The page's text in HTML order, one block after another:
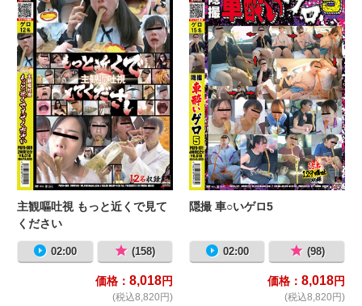
主観嘔吐視 もっと近くで見て
ください
02:00 (158)
価格： 8,018円
(税込8,820円)
隠撮 車○いゲロ5
02:00 (98)
価格： 8,018円
(税込8,820円)